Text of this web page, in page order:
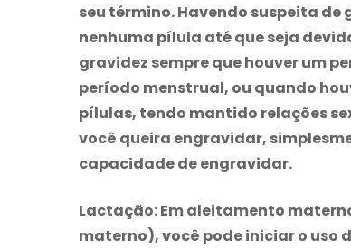
seu término. Havendo suspeita
nenhuma pílula até que seja
gravidez sempre que houver um
período menstrual, ou quando
pílulas, tendo mantido relações
você queira engravidar,
capacidade de engravidar.
Lactação:Em aleitamento
materno), você pode iniciar o uso